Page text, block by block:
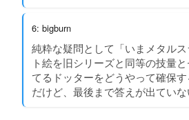
6: bigburn
純粋な疑問として「いまメタル
ト絵を旧シリーズと同等の技量
てるドッターをどうやって確保
だけど、最後まで答えが出ていな